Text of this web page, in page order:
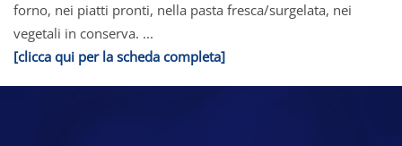
forno, nei piatti pronti, nella pasta fresca/surgelata, nei
vegetali in conserva. ...
[clicca qui per la scheda completa]